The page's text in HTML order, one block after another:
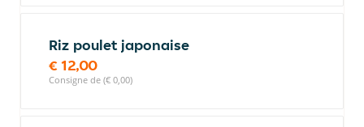
Riz poulet japonaise
€ 12,00
Consigne de (€ 0,00)